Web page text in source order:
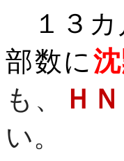
１３カ
部数に
も、
Ｈ
い。